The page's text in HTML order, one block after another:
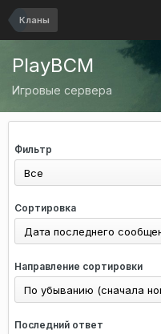
Кланы
PlayBCM
Игровые сервера
Фильтр
Сортировка
Направление сортировки
Последний ответ